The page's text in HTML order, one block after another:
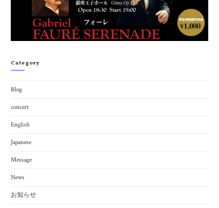
Category
Blog
concert
English
Japanese
Message
News
お知らせ